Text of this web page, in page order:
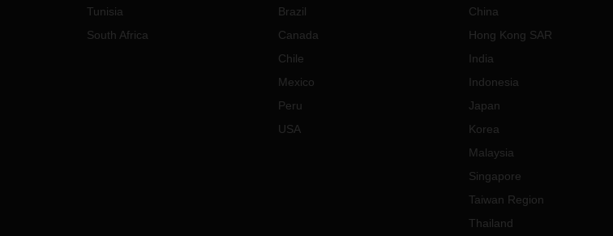
Tunisia
South Africa
Brazil
Canada
Chile
Mexico
Peru
USA
China
Hong Kong SAR
India
Indonesia
Japan
Korea
Malaysia
Singapore
Taiwan Region
Thailand